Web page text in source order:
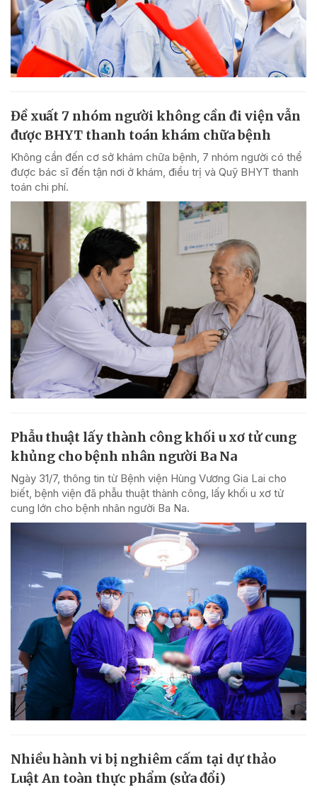
Đề xuất 7 nhóm người không cần đi viện vẫn
được BHYT thanh toán khám chữa bệnh
Không cần đến cơ sở khám chữa bệnh, 7 nhóm người có thể
được bác sĩ đến tận nơi ở khám, điều trị và Quỹ BHYT thanh
toán chi phí.
Phẫu thuật lấy thành công khối u xơ tử cung
khủng cho bệnh nhân người Ba Na
Ngày 31/7, thông tin từ Bệnh viện Hùng Vương Gia Lai cho
biết, bệnh viện đã phẫu thuật thành công, lấy khối u xơ tử
cung lớn cho bệnh nhân người Ba Na.
Nhiều hành vi bị nghiêm cấm tại dự thảo
Luật An toàn thực phẩm (sửa đổi)